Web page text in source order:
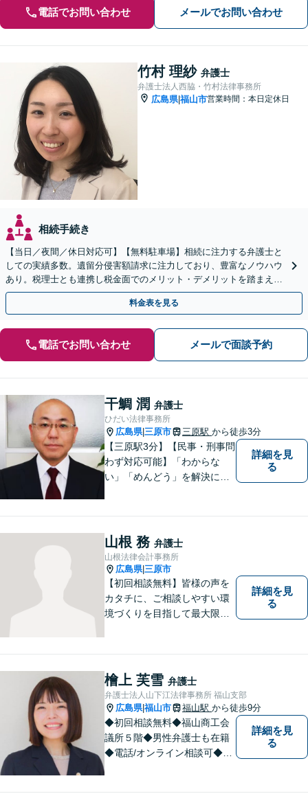
電話でお問い合わせ メールでお問い合わせ
竹村 理紗 弁護士
弁護士法人西脇・竹村法律事務所
広島県|福山市営業時間：本日定休日
相続手続き
【当日／夜間／休日対応可】【無料駐車場】相続に注力する弁護士と
しての実績多数。遺留分侵害額請求に注力しており、豊富なノウハウ
あり。税理士とも連携し税金面でのメリット・デメリットを踏まえた
解決が可能。難しい複雑な相続問題でも、お任せください。
料金表を見る
電話でお問い合わせ メールで面談予約
干鯛 潤 弁護士
ひだい法律事務所
広島県| 三原市 三原駅 から徒歩3分
【三原駅3分】【民事・刑事問
わず対応可能】「わからな
い」「めんどう」を解決に導
動がモットー。身近な頼れる
弁護士として依頼者さまにし
っかりと寄り添います。
詳細を見
る
山根 務 弁護士
山根法律会計事務所
広島県| 三原市
【初回相談無料】皆様の声を
カタチに、ご相談しやすい環
境づくりを目指して最大限努
聞きますが、丁寧な対応を心
掛け、相談してよかったと思
っていただけるよう、全力で
取り組む所存です。
詳細を見
る
檜上 芙雪 弁護士
弁護士法人山下江法律事務所 福山支部
広島県|福山市 福山駅 から徒歩9分
◆初回相談無料◆福山商工会
議所５階◆男性弁護士も在籍
◆電話/オンライン相談可◆離
詳細を見
る